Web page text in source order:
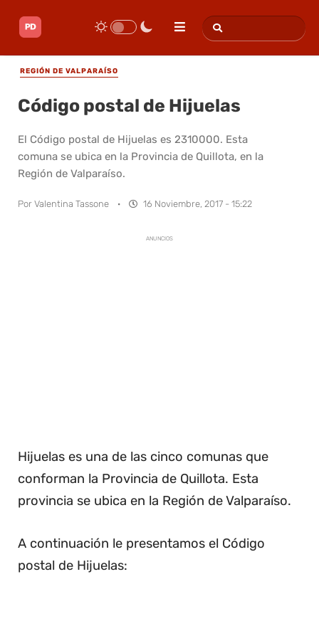
REGIÓN DE VALPARAÍSO
Código postal de Hijuelas
El Código postal de Hijuelas es 2310000. Esta
comuna se ubica en la Provincia de Quillota, en la
Región de Valparaíso.
Por Valentina Tassone · 16 Noviembre, 2017 - 15:22
ANUNCIOS
Hijuelas es una de las cinco comunas que
conforman la Provincia de Quillota. Esta
provincia se ubica en la Región de Valparaíso.
A continuación le presentamos el Código
postal de Hijuelas: